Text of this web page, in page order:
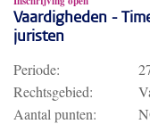
Vaardigheden -
juristen
Periode:
Rechtsgebied:
Aantal punten: